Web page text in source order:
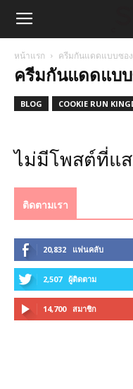
หน้าแรก ครีมกันแดดแบบซอง
ครีมกันแดดแบ
BLOG COOKIE RUN
ไม่มีโพสต์ที่แ
ติดตามเรา
20,832 แฟนคลับ
2,507 ผู้ติดตาม
14,700 สมาชิก